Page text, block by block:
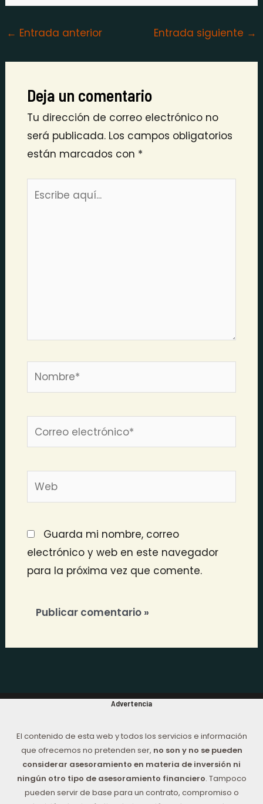
← Entrada anterior Entrada siguiente →
Deja un comentario
Tu dirección de correo electrónico no
será publicada. Los campos obligatorios
están marcados con *
Nombre*
Correo
Web
Guarda mi nombre, correo
electrónico y web en este navegador
para la próxima vez que comente.
Advertencia
El contenido de esta web y todos los servicios e información
que ofrecemos no pretenden ser, no son y no se pueden
considerar asesoramiento en materia de inversión ni
ningún otro tipo de asesoramiento financiero. Tampoco
pueden servir de base para un contrato, compromiso o